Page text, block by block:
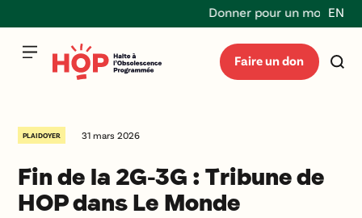
Donner pour un monde
EN
Faire un don
PLAIDOYER 31 mars 2026
Fin de la 2G-3G : Tribune de
HOP dans Le Monde